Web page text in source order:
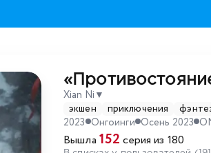
Xian Ni ▼
экшен
приключения
2023 Онгоинги Осень 2023
Вышла 152 серия из 180